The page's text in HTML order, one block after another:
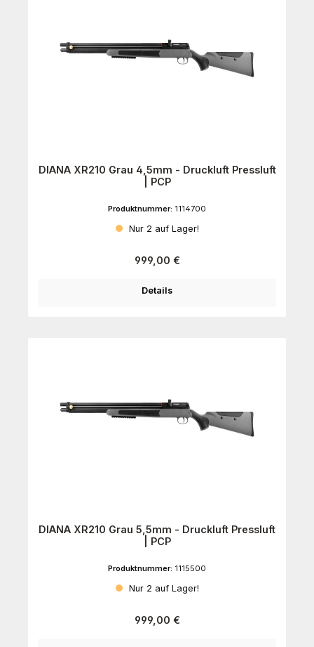
DIANA XR210 Grau 4,5mm - Druckluft Pressluft
| PCP
Produktnummer: 1114700
Nur 2 auf Lager!
Regulärer Preis:
999,00 €
Details
DIANA XR210 Grau 5,5mm - Druckluft Pressluft
| PCP
Produktnummer: 1115500
Nur 2 auf Lager!
Regulärer Preis:
999,00 €